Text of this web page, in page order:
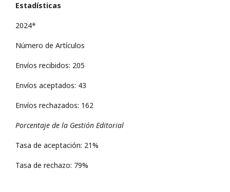
Estadísticas
2024*
Número de Artículos
Envíos recibidos: 205
Envíos aceptados: 43
Envíos rechazados: 162
Porcentaje de la Gestión Editorial
Tasa de aceptación: 21%
Tasa de rechazo: 79%